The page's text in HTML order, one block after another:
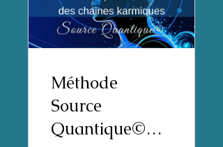
Méthode
Source
Quantique©